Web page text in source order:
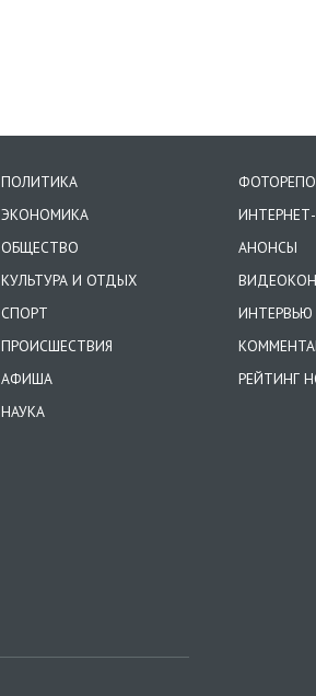
ПОЛИТИКА
ЭКОНОМИКА
ОБЩЕСТВО
КУЛЬТУРА И ОТДЫХ
СПОРТ
ПРОИСШЕСТВИЯ
АФИША
НАУКА
АНОНСЫ
ИНТЕРВЬЮ
РЕЙТИНГ